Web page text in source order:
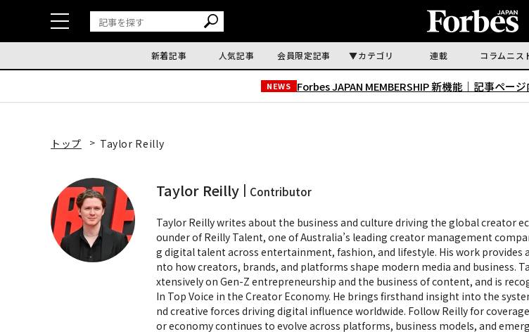
新着記事 人気記事 会員限定記事 カテゴリ 連載 コラムニス
NEWS Forbes JAPAN MEMBERSHIP 新機能｜ 記事ペー
トップ Taylor Reilly
Taylor Reilly Contributor
Taylor Reilly writes about the business and culture driving the global creator
ounder of Reilly Talent, one of Australia’s leading creator management
g digital talent across entertainment, fashion, and lifestyle. His work provides
nto how creators, brands, and platforms shape modern media and business.
xtensively on Gen-Z entrepreneurship and the business of content, and is
In Top Voice in the Creator Economy. He brings firsthand insight into the
nd creative forces driving digital influence worldwide. Follow Reilly for
or economy continues to evolve across platforms, business models, and